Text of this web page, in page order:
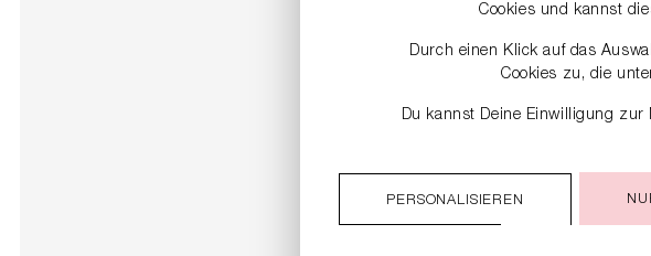
Cookies und kannst
Durch einen Klick auf das
Cookies zu, die
Du kannst Deine Einwilligung
PERSONALISIEREN